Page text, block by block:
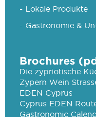
- Lokale Produkte
- Gastronomie &
Brochures
Die zypriotische
Zypern Wein
EDEN Cyprus
Cyprus EDEN
Gastronomic